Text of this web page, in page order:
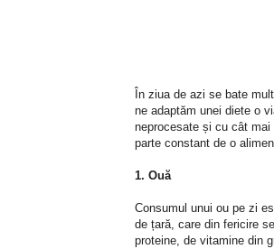
În ziua de azi se bate
ne adaptăm unei diete o
neprocesate și cu cât
parte constant de o
1. Ouă
Consumul unui ou pe zi
de țară, care din fericire
proteine, de vitamine din